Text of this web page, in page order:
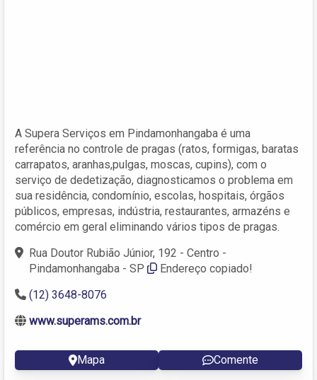
A Supera Serviços em Pindamonhangaba é uma
referência no controle de pragas (ratos, formigas, baratas
carrapatos, aranhas,pulgas, moscas, cupins), com o
serviço de dedetização, diagnosticamos o problema em
sua residência, condomínio, escolas, hospitais, órgãos
públicos, empresas, indústria, restaurantes, armazéns e
comércio em geral eliminando vários tipos de pragas.
Rua Doutor Rubião Júnior, 192 - Centro -
Pindamonhangaba - SP
Endereço copiado!
(12) 3648-8076
www.superams.com.br
Mapa Comente